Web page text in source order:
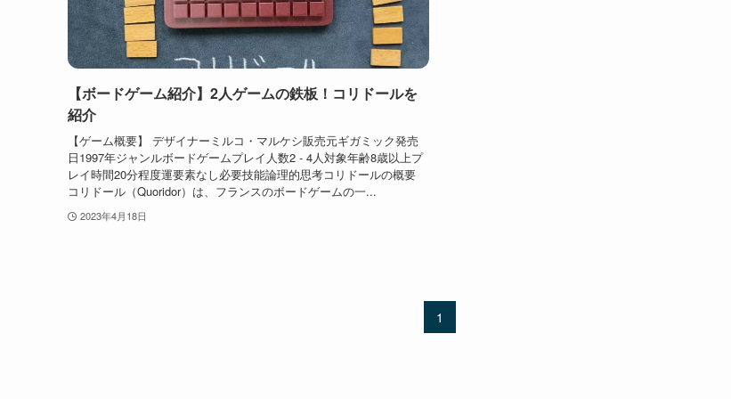
【ボードゲーム紹介】2人ゲームの鉄板！コリドールを
紹介
【ゲーム概要】 デザイナーミルコ・マルケシ販売元ギガミック発売
日1997年ジャンルボードゲームプレイ人数2 - 4人対象年齢8歳以上プ
レイ時間20分程度運要素なし必要技能論理的思考コリドールの概要
コリドール（Quoridor）は、フランスのボードゲームの一...
2023年4月18日
1